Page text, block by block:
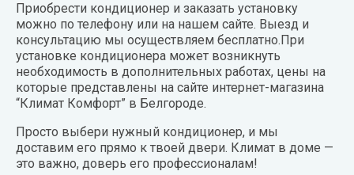
Приобрести кондиционер и заказать установку
можно по телефону или на нашем сайте. Выезд и
консультацию мы осуществляем бесплатно.При
установке кондиционера может возникнуть
необходимость в дополнительных работах, цены на
которые представлены на сайте интернет-магазина
“Климат Комфорт” в Белгороде.
Просто выбери нужный кондиционер, и мы
доставим его прямо к твоей двери. Климат в доме —
это важно, доверь его профессионалам!